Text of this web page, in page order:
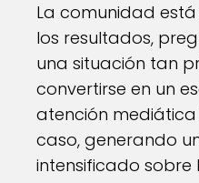
La comunidad
los resultados,
una situación tan
convertirse en un
atención
caso, generando
intensificado sobre